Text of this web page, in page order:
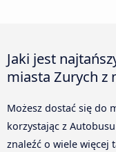
Jaki jest
miasta Zurych z
Możesz dostać się do
korzystając z
znaleźć o wiele więcej